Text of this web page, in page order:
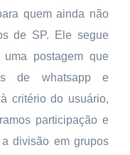
quem ainda não
de SP. Ele segue
postagem que
de whatsapp e
critério do usuário,
participação e
divisão em grupos